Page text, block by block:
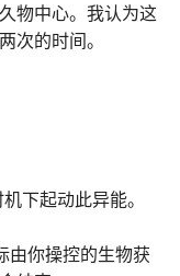
物中心。我认为这
次的时间。
下起动此异能。
由你操控的生物获